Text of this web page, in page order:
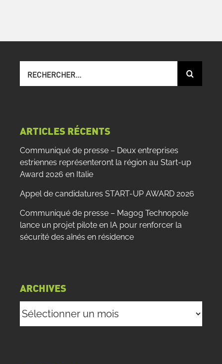
sur
ARTICLES RÉCENTS
Communiqué de presse – Deux entreprises
estriennes représenteront la région au Start-up
Award 2026 en Italie
Appel de candidatures START-UP AWARD 2026
Communiqué de presse – Magog Technopole
lance un projet pilote en IA pour renforcer la
sécurité des aînés en résidence
ARCHIVES